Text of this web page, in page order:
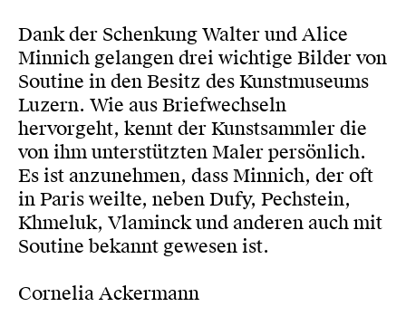
Dank der Schenkung Walter und Alice
Minnich gelangen drei wichtige Bilder von
Soutine in den Besitz des Kunstmuseums
Luzern. Wie aus Briefwechseln
hervorgeht, kennt der Kunstsammler die
von ihm unterstützten Maler persönlich.
Es ist anzunehmen, dass Minnich, der oft
in Paris weilte, neben Dufy, Pechstein,
Khmeluk, Vlaminck und anderen auch mit
Soutine bekannt gewesen ist.
Cornelia Ackermann